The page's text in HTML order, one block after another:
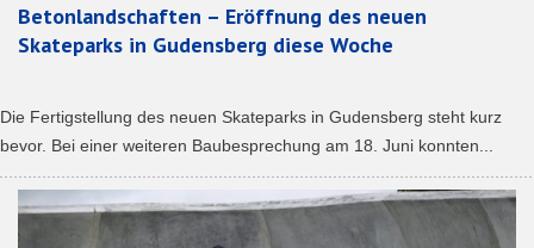
Betonlandschaften – Eröffnung des neuen
Skateparks in Gudensberg diese Woche
Die Fertigstellung des neuen Skateparks in Gudensberg steht kurz
bevor. Bei einer weiteren Baubesprechung am 18. Juni konnten...